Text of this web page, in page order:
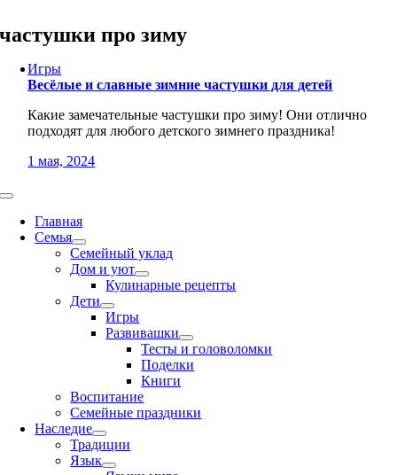
to
content
частушки про зиму
Игры
Весёлые и славные зимние частушки для детей
Какие замечательные частушки про зиму! Они отлично
подходят для любого детского зимнего праздника!
1 мая, 2024
Toggle
NavigationГлавная
Семья
Семейный уклад
Дом и уют
Кулинарные рецепты
Дети
Игры
Развивашки
Тесты и головоломки
Поделки
Книги
Воспитание
Семейные праздники
Наследие
Традиции
Язык